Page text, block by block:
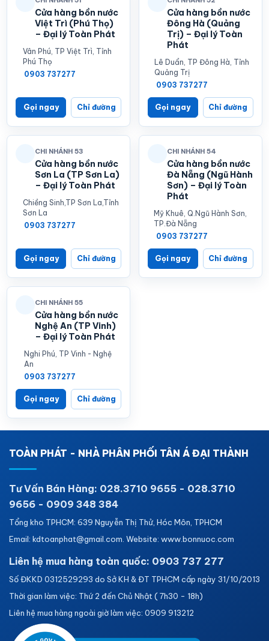
Cửa hàng bồn nước
Việt Trì (Phú Thọ)
– Đại lý Toàn Phát
Vân Phú, TP Việt Trì, Tỉnh
Phú Thọ
0903 737277
Gọi ngay Chỉ đường
Cửa hàng bồn nước
Đông Hà (Quảng
Trị) – Đại lý Toàn
Phát
Lê Duẩn, TP Đông Hà, Tỉnh
Quảng Trị
0903 737277
Gọi ngay Chỉ đường
CHI NHÁNH 53
Cửa hàng bồn nước
Sơn La (TP Sơn La)
– Đại lý Toàn Phát
Chiềng Sinh,TP Sơn La,Tỉnh
Sơn La
0903 737277
Gọi ngay Chỉ đường
CHI NHÁNH 54
Cửa hàng bồn nước
Đà Nẵng (Ngũ Hành
Sơn) – Đại lý Toàn
Phát
Mỹ Khuê, Q.Ngũ Hành Sơn,
TP.Đà Nẵng
0903 737277
Gọi ngay Chỉ đường
CHI NHÁNH 55
Cửa hàng bồn nước
Nghệ An (TP Vinh)
– Đại lý Toàn Phát
Nghi Phú, TP Vinh - Nghệ
An
0903 737277
Gọi ngay Chỉ đường
TOÀN PHÁT - NHÀ PHÂN PHỐI TÂN Á ĐẠI THÀNH
Tư Vấn Bán Hàng: 028.3710 9655 - 028.3710
9656 - 0909 348 384
Tổng kho TPHCM: 639 Nguyễn Thị Thử, Hóc Môn, TPHCM
Email: kdtoanphat@gmail.com. Website: www.bonnuoc.com
Liên hệ mua hàng toàn quốc: 0903 737 277
Số ĐKKD 0312529293 do Sở KH & ĐT TPHCM cấp ngày 31/10/2013
Thời gian làm việc: Thứ 2 đến Chủ Nhật ( 7h30 - 18h)
Liên hệ mua hàng ngoài giờ làm việc: 0909 913212